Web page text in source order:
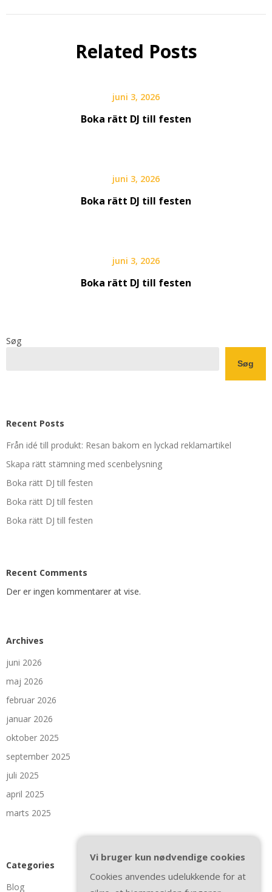
Related Posts
juni 3, 2026
Boka rätt DJ till festen
juni 3, 2026
Boka rätt DJ till festen
juni 3, 2026
Boka rätt DJ till festen
Søg
Søg
Recent Posts
Från idé till produkt: Resan bakom en lyckad reklamartikel
Skapa rätt stämning med scenbelysning
Boka rätt DJ till festen
Boka rätt DJ till festen
Boka rätt DJ till festen
Recent Comments
Der er ingen kommentarer at vise.
Archives
juni 2026
maj 2026
februar 2026
januar 2026
oktober 2025
september 2025
juli 2025
april 2025
marts 2025
Categories
Blog
Vi bruger kun nødvendige cookies
Cookies anvendes udelukkende for at